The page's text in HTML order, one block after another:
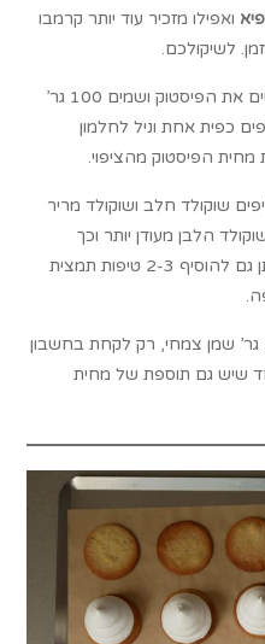
ואפילו מזכיר עוד יותר קרמבו
לשיקולכם.
? משמיטים את הפיסטוק ושמים 100 גר’
90 גר’). מוסיפים כפית אחת וניל לחלמון
מחית הפיסטוק מהציפוי.
שוקולד חלב ושוקולד מריר
הלבן מעודן יותר וכך
מבליט יותר את מחית הפיסטוק. ניתן גם להוסיף 2-3 טיפות תמצית
? מחליפים ב-25 גר’ שמן צמחי, רק לקחת בחשבון
שיש גם תוספת של מחית